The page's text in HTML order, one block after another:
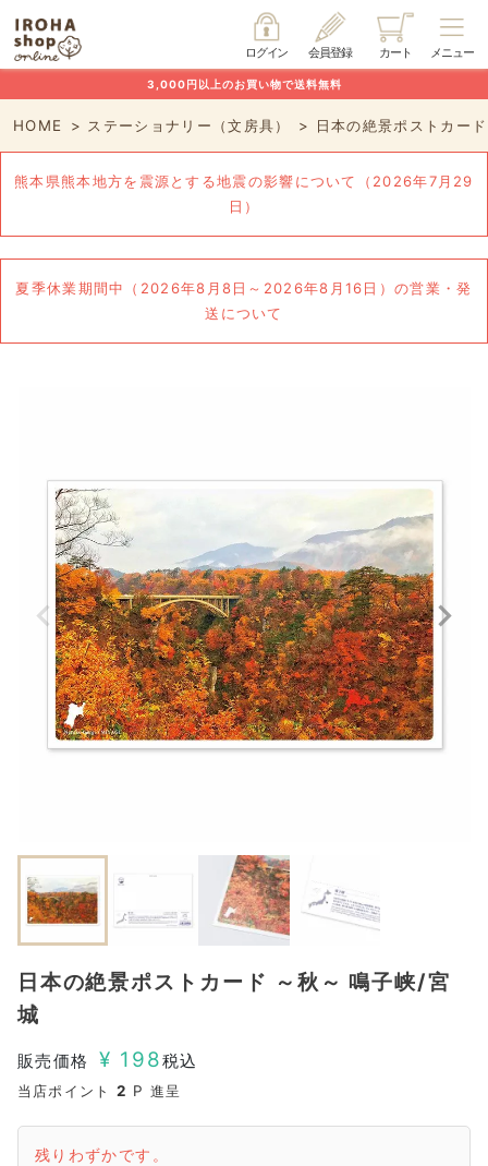
メニュー
カート
会員登録
ログイン
3,000円以上のお買い物で送料無料
HOME ステーショナリー（文房具） 日本の絶景ポストカー
熊本県熊本地方を震源とする地震の影響について（2026年7月29
日）
夏季休業期間中（2026年8月8日～2026年8月16日）の営業・発
送について
日本の絶景ポストカード ～秋～ 鳴子峡/宮
城
販売価格 ¥ 198税込
当店ポイント 2 P 進呈
残りわずかです。